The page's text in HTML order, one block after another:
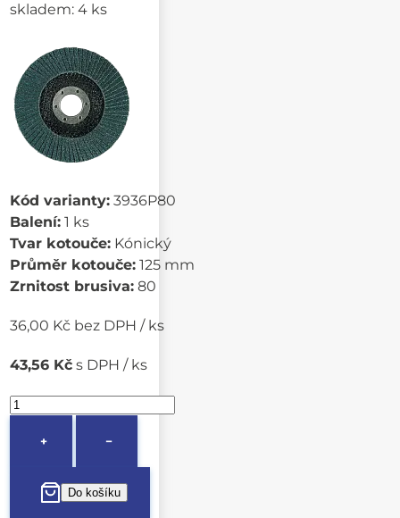
skladem: 4 ks
Kód varianty: 3936P80
Balení: 1 ks
Tvar kotouče: Kónický
Průměr kotouče: 125 mm
Zrnitost brusiva: 80
36,00 Kč bez DPH / ks
43,56 Kč s DPH / ks
+ −